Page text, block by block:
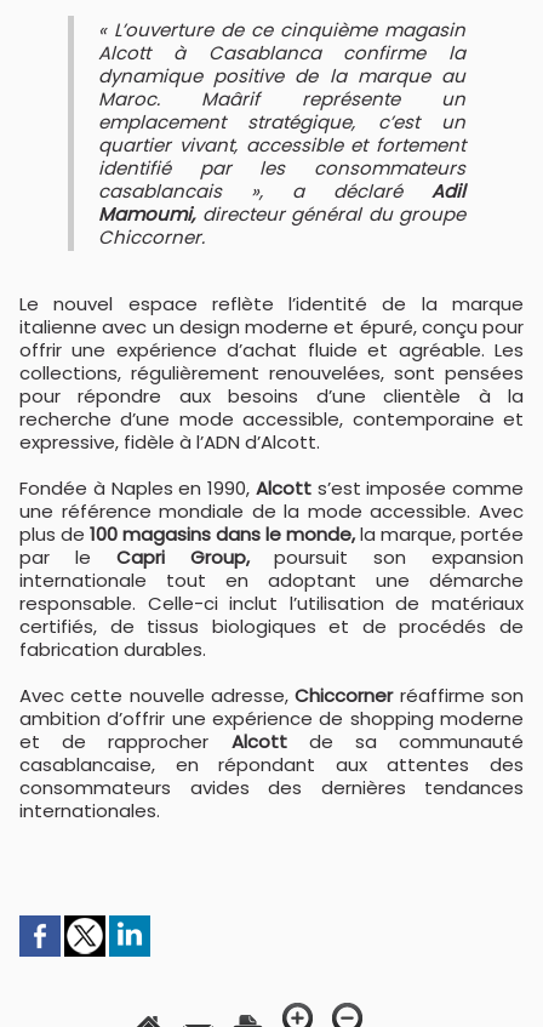
« L’ouverture de ce cinquième magasin
Alcott à Casablanca confirme la
dynamique positive de la marque au
Maroc. Maârif représente un
emplacement stratégique, c’est un
quartier vivant, accessible et fortement
identifié par les consommateurs
casablancais », a déclaré Adil
Mamoumi,directeur général du groupe
Chiccorner.
Le nouvel espace reflète l’identité de la marque
italienne avec un design moderne et épuré, conçu pour
offrir une expérience d’achat fluide et agréable. Les
collections, régulièrement renouvelées, sont pensées
pour répondre aux besoins d’une clientèle à la
recherche d’une mode accessible, contemporaine et
expressive, fidèle à l’ADN d’Alcott.
Fondée à Naples en 1990, Alcotts’est imposée comme
une référence mondiale de la mode accessible. Avec
plus de 100 magasins dans le monde,la marque, portée
par le Capri Group,poursuit son expansion
internationale tout en adoptant une démarche
responsable. Celle-ci inclut l’utilisation de matériaux
certifiés, de tissus biologiques et de procédés de
fabrication durables.
Avec cette nouvelle adresse,Chiccornerréaffirme son
ambition d’offrir une expérience de shopping moderne
et de rapprocher Alcott de sa communauté
casablancaise, en répondant aux attentes des
consommateurs avides des dernières tendances
internationales.